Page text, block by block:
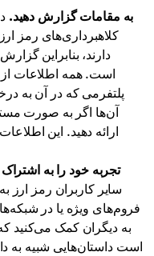
به مقامات گزارش دهید.
کلاهبرداری‌های رمز
دارند، بنابراین
است. همه اطلاعات از
پلتفرمی که در آن به
آن‌ها اگر به صورت
ارائه دهید. این
تجربه خود را به اشتراک
سایر کاربران رمز ارز
فروم‌های ویژه یا در
به دیگران کمک می‌کنید
است داستان‌هایی شبیه به